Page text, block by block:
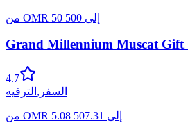
من OMR 50 إلى 500
Grand Millennium Muscat Gift
4.7
السفر , الترفيه
من OMR 5.08 إلى 507.31